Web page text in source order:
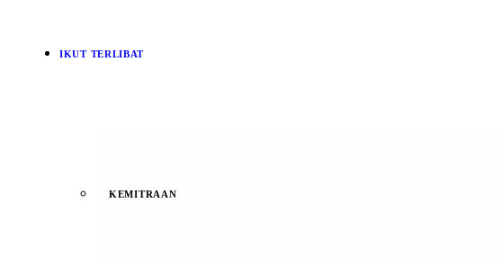
IKUT TERLIBAT
KEMITRAAN